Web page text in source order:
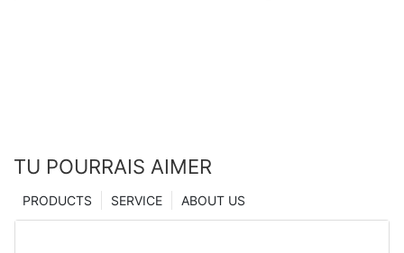
TU POURRAIS AIMER
ABOUT US
SERVICE
PRODUCTS